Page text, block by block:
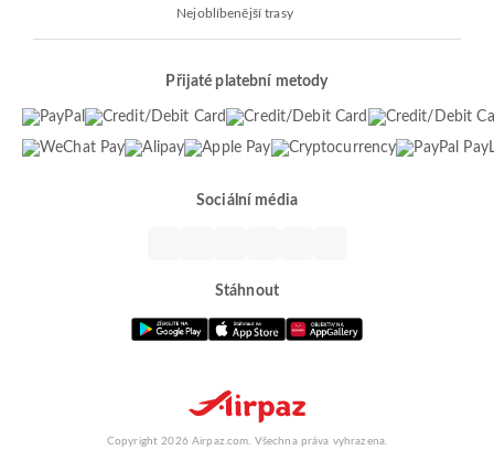
Nejoblíbenější trasy
Přijaté platební metody
Sociální média
Stáhnout
Copyright 2026 Airpaz.com. Všechna práva vyhrazena.